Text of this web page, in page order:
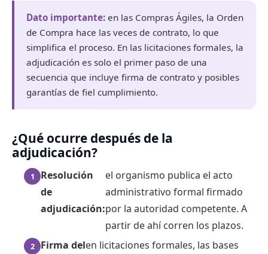
Dato importante: en las Compras Ágiles, la Orden
de Compra hace las veces de contrato, lo que
simplifica el proceso. En las licitaciones formales, la
adjudicación es solo el primer paso de una
secuencia que incluye firma de contrato y posibles
garantías de fiel cumplimiento.
¿Qué ocurre después de la
adjudicación?
Resolución
de
adjudicación:
el organismo publica el acto
administrativo formal firmado
por la autoridad competente. A
partir de ahí corren los plazos.
Firma delen licitaciones formales, las bases